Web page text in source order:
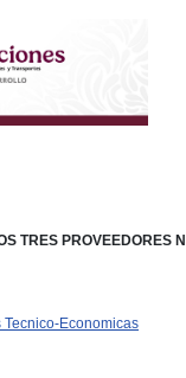
TRES PROVEEDORES
Economicas